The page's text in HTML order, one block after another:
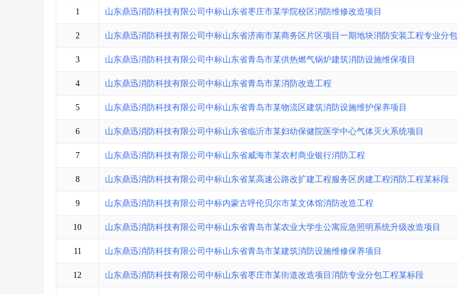
土地交易> 省市重点项目
1 山东鼎迅消防科技有限公司中标山东省枣庄市某学院校区消防维修改造项目
2 山东鼎迅消防科技有限公司中标山东省济南市某商务区片区项目一期地块消防安装工程专业分包
3 山东鼎迅消防科技有限公司中标山东省青岛市某供热燃气锅炉建筑消防设施维保项目
4 山东鼎迅消防科技有限公司中标山东省青岛市某消防改造工程
5 山东鼎迅消防科技有限公司中标山东省青岛市某物流区建筑消防设施维护保养项目
6 山东鼎迅消防科技有限公司中标山东省临沂市某妇幼保健院医学中心气体灭火系统项目
7 山东鼎迅消防科技有限公司中标山东省威海市某农村商业银行消防工程
8 山东鼎迅消防科技有限公司中标山东省某高速公路改扩建工程服务区房建工程消防工程某标段
9 山东鼎迅消防科技有限公司中标内蒙古呼伦贝尔市某文体馆消防改造工程
10 山东鼎迅消防科技有限公司中标山东省青岛市某农业大学生公寓应急照明系统升级改造项目
11 山东鼎迅消防科技有限公司中标山东省青岛市某建筑消防设施维修保养项目
12 山东鼎迅消防科技有限公司中标山东省枣庄市某街道改造项目消防专业分包工程某标段